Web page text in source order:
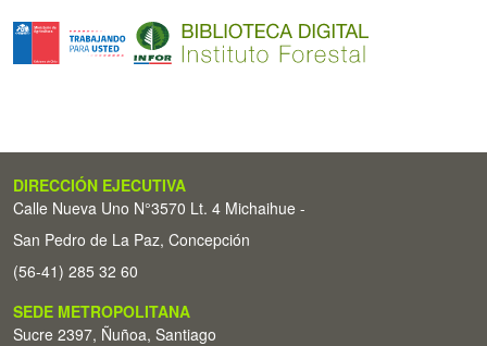
DIRECCIÓN EJECUTIVA
Calle Nueva Uno N°3570 Lt. 4 Michaihue -
San Pedro de La Paz, Concepción
(56-41) 285 32 60
SEDE METROPOLITANA
Sucre 2397, Ñuñoa, Santiago